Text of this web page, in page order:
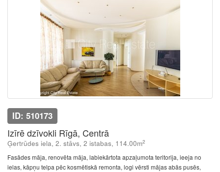
ID: 510173
Izīrē dzīvokli Rīgā, Centrā
Ģertrūdes iela, 2. stāvs, 2 istabas, 114.00m2
Fasādes māja, renovēta māja, labiekārtota apzaļumota teritorija, ieeja no
ielas, kāpņu telpa pēc kosmētiskā remonta, logi vērsti mājas abās pusēs,